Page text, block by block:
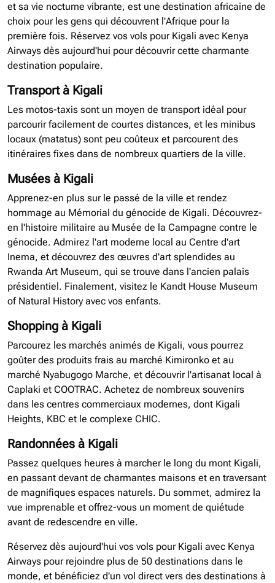
et sa vie nocturne vibrante, est une destination africaine de
choix pour les gens qui découvrent l'Afrique pour la
première fois. Réservez vos vols pour Kigali avec Kenya
Airways dès aujourd'hui pour découvrir cette charmante
destination populaire.
Transport à Kigali
Les motos-taxis sont un moyen de transport idéal pour
parcourir facilement de courtes distances, et les minibus
locaux (matatus) sont peu coûteux et parcourent des
itinéraires fixes dans de nombreux quartiers de la ville.
Musées à Kigali
Apprenez-en plus sur le passé de la ville et rendez
hommage au Mémorial du génocide de Kigali. Découvrez-
en l'histoire militaire au Musée de la Campagne contre le
génocide. Admirez l'art moderne local au Centre d'art
Inema, et découvrez des œuvres d'art splendides au
Rwanda Art Museum, qui se trouve dans l'ancien palais
présidentiel. Finalement, visitez le Kandt House Museum
of Natural History avec vos enfants.
Shopping à Kigali
Parcourez les marchés animés de Kigali, vous pourrez
goûter des produits frais au marché Kimironko et au
marché Nyabugogo Marche, et découvrir l'artisanat local à
Caplaki et COOTRAC. Achetez de nombreux souvenirs
dans les centres commerciaux modernes, dont Kigali
Heights, KBC et le complexe CHIC.
Randonnées à Kigali
Passez quelques heures à marcher le long du mont Kigali,
en passant devant de charmantes maisons et en traversant
de magnifiques espaces naturels. Du sommet, admirez la
vue imprenable et offrez-vous un moment de quiétude
avant de redescendre en ville.
Réservez dès aujourd'hui vos vols pour Kigali avec Kenya
Airways pour rejoindre plus de 50 destinations dans le
monde, et bénéficiez d'un vol direct vers des destinations à